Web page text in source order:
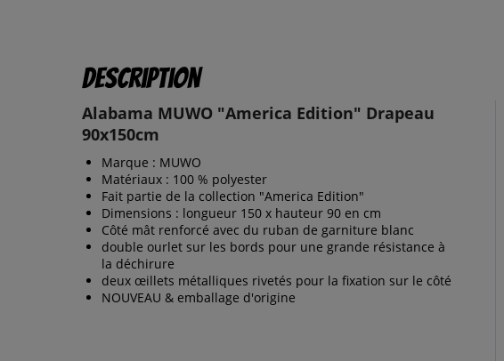
Description
Alabama MUWO "America Edition" Drapeau
90x150cm
Marque : MUWO
Matériaux : 100 % polyester
Fait partie de la collection "America Edition"
Dimensions : longueur 150 x hauteur 90 en cm
Côté mât renforcé avec du ruban de garniture blanc
double ourlet sur les bords pour une grande résistance à
la déchirure
deux œillets métalliques rivetés pour la fixation sur le côté
NOUVEAU & emballage d'origine